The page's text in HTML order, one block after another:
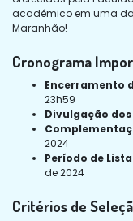
acadêmico em uma
Maranhão!
Cronograma
Encerramento
23h59
Divulgação
2024
Período de
de 2024
Critérios de